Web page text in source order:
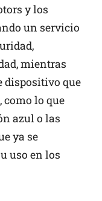
y los
un servicio
mientras
dispositivo que
como lo que
azul o las
ya se
uso en los